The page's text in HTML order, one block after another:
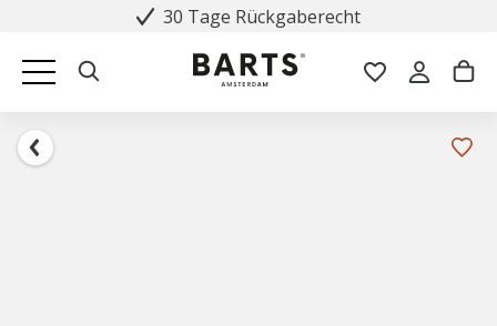
30 Tage Rückgaberecht